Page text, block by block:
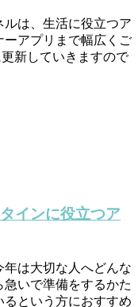
は、生活に役立つア
アプリまで幅広くご
新していきますので
インに役立つア
は大切な人へどんな
いで準備をするかた
という方におすすめ